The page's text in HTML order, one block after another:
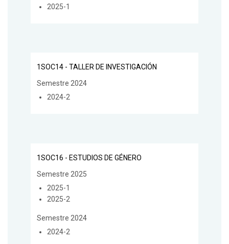
2025-1
1SOC14 - TALLER DE INVESTIGACIÓN
Semestre 2024
2024-2
1SOC16 - ESTUDIOS DE GÉNERO
Semestre 2025
2025-1
2025-2
Semestre 2024
2024-2